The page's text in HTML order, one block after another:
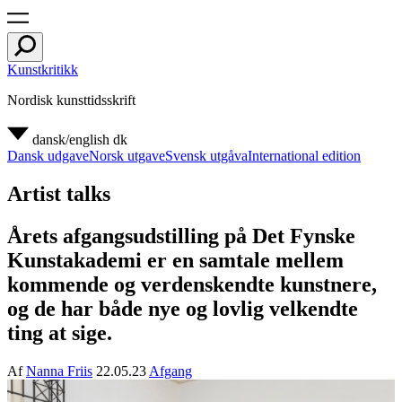
Kunstkritikk
Nordisk kunsttidsskrift
dansk/english dk
Dansk udgaveNorsk utgaveSvensk utgåvaInternational edition
Artist talks
Årets afgangsudstilling på Det Fynske
Kunstakademi er en samtale mellem
kommende og verdenskendte kunstnere,
og de har både nye og lovlig velkendte
ting at sige.
AfNanna Friis 22.05.23 Afgang